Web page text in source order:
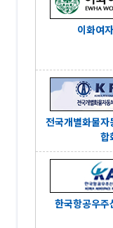
이화여
전국개별화물자
합
한국항공우주